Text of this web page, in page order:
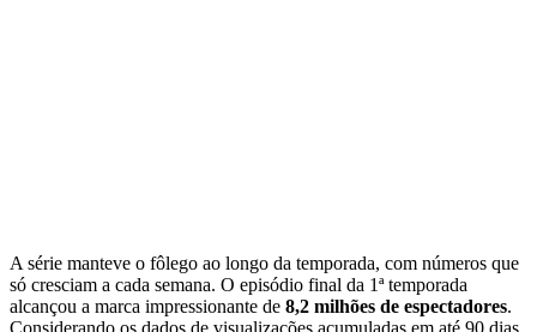
A série manteve o fôlego ao longo da temporada, com números que
só cresciam a cada semana. O episódio final da 1ª temporada
alcançou a marca impressionante de 8,2 milhões de espectadores.
Considerando os dados de visualizações acumuladas em até 90 dias